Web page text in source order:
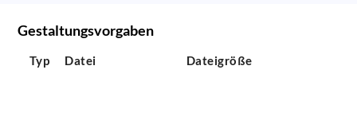
Gestaltungsvorgaben
Typ Datei Dateigröße